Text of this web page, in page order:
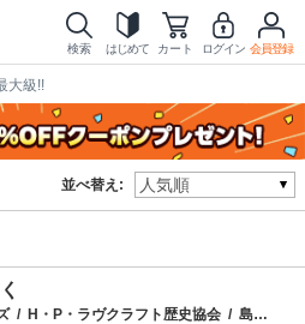
検索 はじめて カート ログイン 会員登録
大級!!
並べ替え:
/ H・P・ラヴクラフト歴史協会 / 島内哲朗